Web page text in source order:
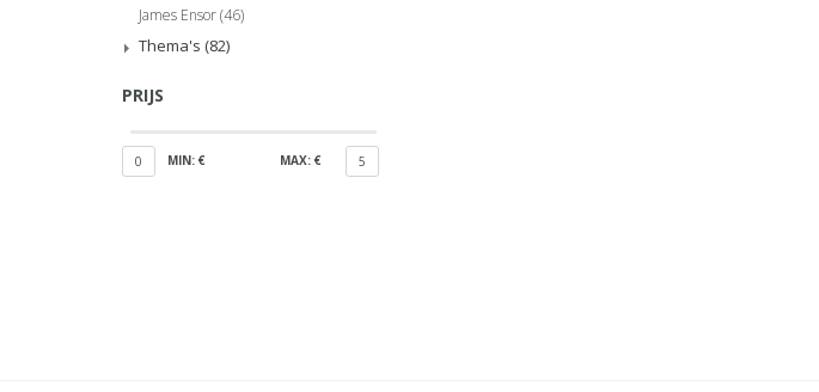
James Ensor(46)
Thema's (82)
PRIJS
0 MIN: € MAX: € 5